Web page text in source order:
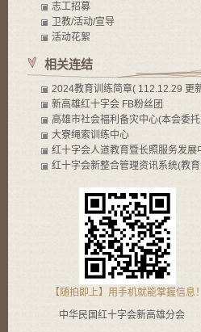
志工招募
卫教/活动/宣导
活动花絮
相关连结
2024教育训练简章( 112.12.29 更
新高雄红十字会 FB粉丝团
高雄市社会褔利备灾中心(本会委
大寮绳索训练中心
红十字会人道教育暨长照服务发展
红十字会新整合管理资讯系统(教
【随拍即上】用手机就能掌握信息！
中华民国红十字会新高雄分会